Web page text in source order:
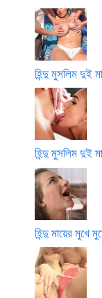
হিন্দু মুসলিম দুই
হিন্দু মুসলিম দুই
হিন্দু মায়ের